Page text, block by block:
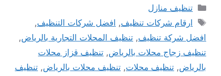
التصنيفات
تنظيف منازل
الوسوم
ارقام شركات تنظيف, افضل شركات التنظيف,
افضل شركة تنظيف, تنظيف المحلات التجارية بالرياض,
تنظيف زجاج محلات بالرياض, تنظيف قزاز محلات
بالرياض, تنظيف محلات, تنظيف محلات بالرياض, تنظيف